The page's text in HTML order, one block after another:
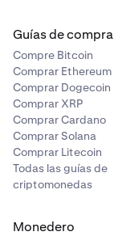
Guías de compra
Compre Bitcoin
Comprar Ethereum
Comprar Dogecoin
Comprar XRP
Comprar Cardano
Comprar Solana
Comprar Litecoin
Todas las guías de
criptomonedas
Monedero